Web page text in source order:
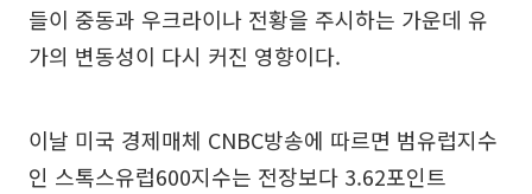
들이 중동과 우크라이나 전황을 주시하는 가운데 유
가의 변동성이 다시 커진 영향이다.
이날 미국 경제매체 CNBC방송에 따르면 범유럽지수
인 스톡스유럽600지수는 전장보다 3.62포인트